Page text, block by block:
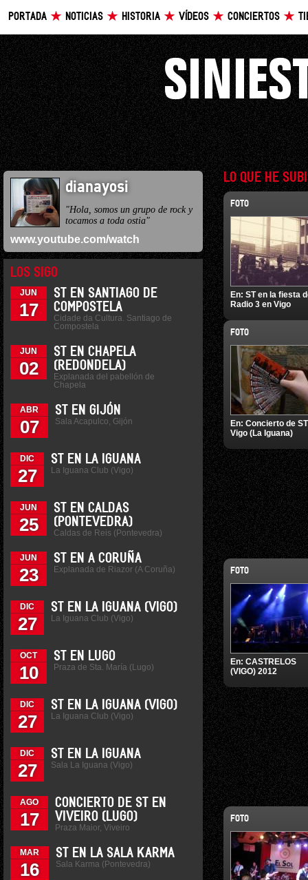
PORTADA NOTICIAS HISTORIA VÍDEOS CONCIERTOS
dianayosi
"Hola, somos un grupo de rock y
tocamos a toda ostia"
www.youtube.com/watch
LOS SIGO
JUN
17
ST EN SANTIAGO DE
COMPOSTELA
Cidade da Cultura. Santiago de
Compostela
JUN
02
ST EN CHAPELA
(REDONDELA)
Explanada del pabellón de
Chapela
ABR
07
ST EN GIJÓN
Sala Acapulco, Gijón
DIC
27
ST EN LA IGUANA
La Iguana Club (Vigo)
JUN
25
ST EN CALDAS
(PONTEVEDRA)
Caldas de Reis (Pontevedra)
JUN
23
ST EN A CORUÑA
Explanada de Riazor (A Coruña)
DIC
27
ST EN LA IGUANA (VIGO)
La Iguana Club (Vigo)
OCT
10
ST EN LUGO
Praza de Sta. María (Lugo)
DIC
27
ST EN LA IGUANA (VIGO)
La Iguana Club (Vigo)
DIC
27
ST EN LA IGUANA
Sala La Iguana (Vigo)
AGO
17
CONCIERTO DE ST EN
VIVEIRO (LUGO)
Praza Maior, Viveiro
MAR
16
ST EN LA SALA KARMA
Sala Karma (Pontevedra)
LO QUE HE
FOTO
En: ST en la fiesta
Radio 3 en Vigo
FOTO
En: Concierto de
Vigo (La Iguana)
FOTO
En: CASTRELOS
(VIGO) 2012
FOTO